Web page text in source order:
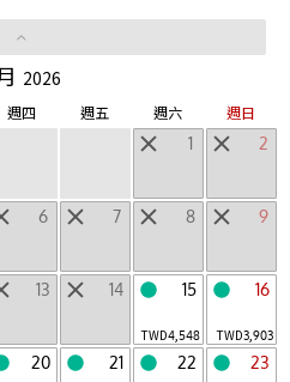
2026
週四 週五 週六
週日
1
2
6 7 8 9
13 14 15
TWD4,548
16
TWD3,903
20 21 22 23